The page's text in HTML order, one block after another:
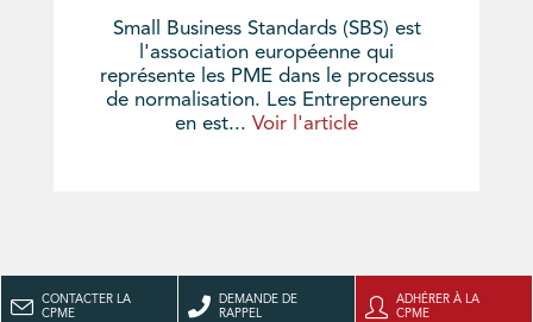
Small Business Standards (SBS) est
l'association européenne qui
représente les PME dans le processus
de normalisation. Les Entrepreneurs
en est... Voir l'article
CONTACTER LA
CPME
DEMANDE DE
RAPPEL
ADHÉRER À LA
CPME